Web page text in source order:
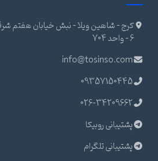
کرج - شاهین ویلا - نبش خیابان هفتم
6 - واحد 704
info@tosinso.com
09357150445
026-34209662
پشتیبانی روبیکا
پشتیبانی تلگرام